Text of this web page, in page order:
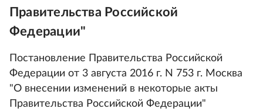
Правительства Российской
Федерации"
Постановление Правительства Российской
Федерации от 3 августа 2016 г. N 753 г. Москва
"О внесении изменений в некоторые акты
Правительства Российской Федерации"